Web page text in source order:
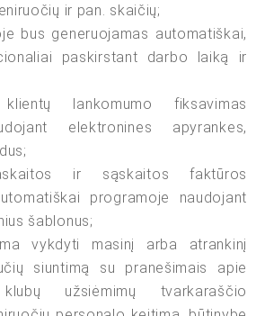
ir pan. skaičių;
bus generuojamas automatiškai,
paskirstant darbo laiką ir
lankomumo fiksavimas
elektronines apyrankes,
ir sąskaitos faktūros
programoje naudojant
šablonus;
vykdyti masinį arba atrankinį
siuntimą su pranešimais apie
užsiėmimų tvarkaraščio